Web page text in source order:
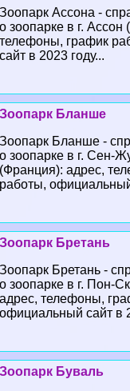
Зоопарк Ассона -
о зоопарке в г.
телефоны, график
сайт в 2023 году...
Зоопарк Бланше
Зоопарк Бланше -
о зоопарке в г. Сен-
(Франция): адрес,
работы,
Зоопарк Бретань
Зоопарк Бретань -
о зоопарке в г. Пон-
адрес, телефоны,
официальный сайт в
Зоопарк Буваль